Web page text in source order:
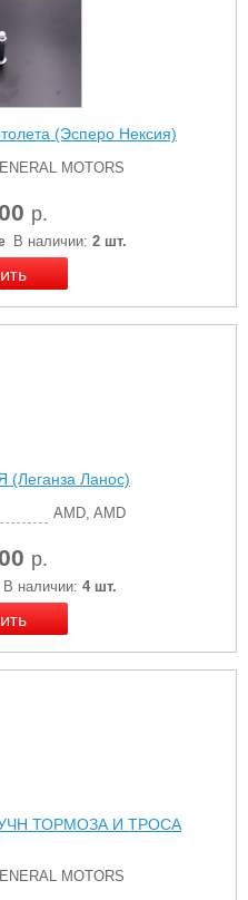
(Эсперо Нексия)
MOTORS
р.
В наличии: 2 шт.
Ланос)
AMD, AMD
р.
В наличии: 4 шт.
ТОРМОЗА И ТРОСА
MOTORS